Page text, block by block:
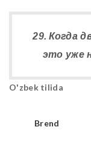
29. Когда
это уже
O'zbek tilida
Brend